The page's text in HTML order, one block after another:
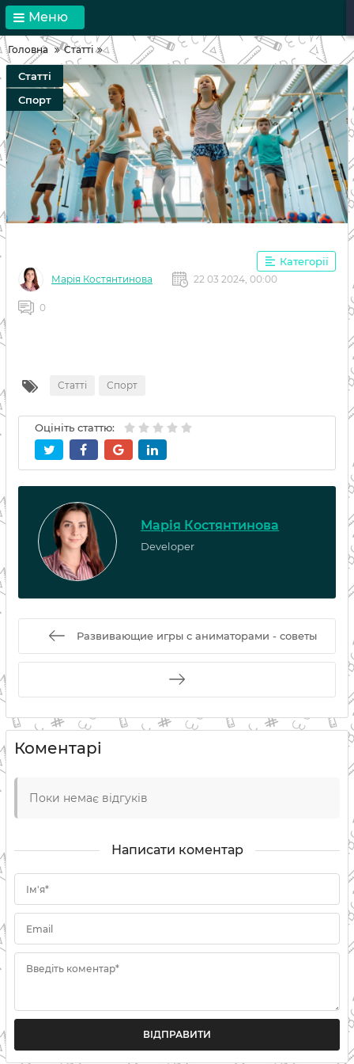
Меню
Головна Статті
Статті
Спорт
Категорії
Марія Костянтинова 22 03 2024, 00:00
0
Статті Спорт
Оцініть статтю:
Марія Костянтинова
Developer
Развивающие игры с аниматорами - советы
Коментарі
Поки немає відгуків
Написати коментар
Ім'я*
Email
Введіть коментар*
ВІДПРАВИТИ